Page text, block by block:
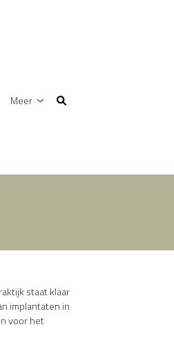
Meer
staat klaar
implantaten in
voor het